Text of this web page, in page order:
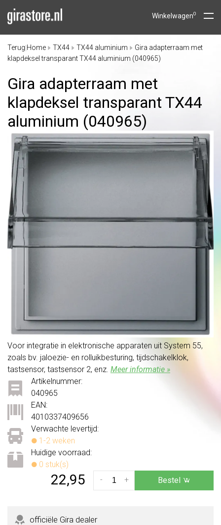
Winkelwagen0
Terug Home TX44 TX44 aluminium
Gira adapterraam met
klapdeksel transparant TX44 aluminium (040965)
Gira adapterraam met
klapdeksel transparant TX44
aluminium (040965)
Voor integratie in elektronische apparaten uit System 55,
zoals bv. jaloezie- en rolluikbesturing, tijdschakelklok,
tastsensor, tastsensor 2, enz. Meer informatie »
Verwachte levertijd:
1-2 weken
Huidige voorraad:
0 stuk(s)
Artikelnummer:
040965
EAN:
4010337409656
22,95 +
- Bestel
officiële Gira dealer